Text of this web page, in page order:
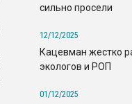
сильно просели
12/12/2025
Кацевман жестко
экологов и РОП
01/12/2025